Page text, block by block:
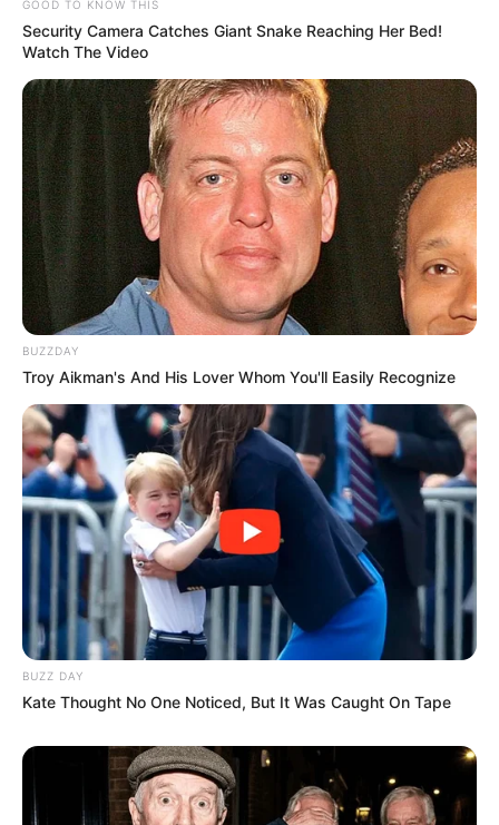
GOOD TO KNOW THIS
Security Camera Catches Giant Snake Reaching Her Bed!
Watch The Video
BUZZDAY
Troy Aikman's And His Lover Whom You'll Easily Recognize
BUZZ DAY
Kate Thought No One Noticed, But It Was Caught On Tape